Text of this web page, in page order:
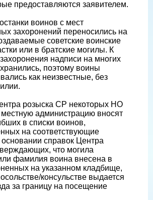
предоставляются заявителем.
воинов с мест
захоронений переносились на
советские воинские
или в братские могилы. К
надписи на многих
поэтому воины
как неизвестные, без
розыска СР некоторых НО
администрацию вносят
в списки воинов,
на соответствующие
справок Центра
что могила
фамилия воина внесена в
на указанном кладбище,
консульстве выдается
за границу на посещение